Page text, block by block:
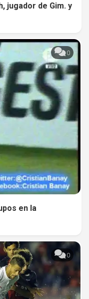
0
jugador de Gim. y
0
en la
0